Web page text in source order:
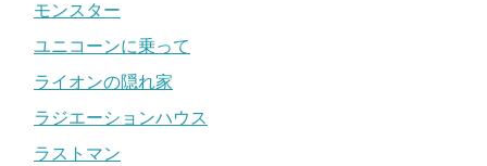
モンスター
ユニコーンに乗って
ライオンの隠れ家
ラジエーションハウス
ラストマン